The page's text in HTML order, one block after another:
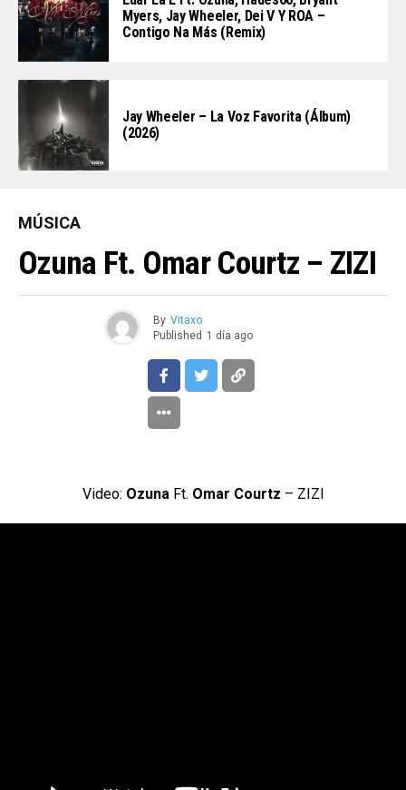
Myers, Jay Wheeler, Dei V Y ROA –
Contigo Na Más (Remix)
Jay Wheeler – La Voz Favorita (Álbum)
(2026)
MÚSICA
Ozuna Ft. Omar Courtz – ZIZI
By Vitaxo
Published 1 día ago
Video: Ozuna Ft. Omar Courtz – ZIZI